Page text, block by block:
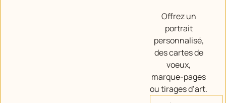
Offrez un
portrait
personnalisé,
des cartes de
voeux,
marque-pages
ou tirages d’art.